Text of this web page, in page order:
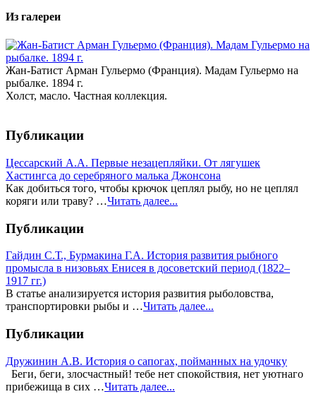
Из галереи
Жан-Батист Арман Гульермо (Франция). Мадам Гульермо на
рыбалке. 1894 г.
Холст, масло. Частная коллекция.
Публикации
Цессарский А.А. Первые незацепляйки. От лягушек
Хастингса до серебряного малька Джонсона
Как добиться того, чтобы крючок цеплял рыбу, но не цеплял
коряги или траву? …Читать далее...
Публикации
Гайдин С.Т., Бурмакина Г.А. История развития рыбного
промысла в низовьях Енисея в досоветский период (1822–
1917 гг.)
В статье анализируется история развития рыболовства,
транспортировки рыбы и …Читать далее...
Публикации
Дружинин А.В. История о сапогах, пойманных на удочку
Беги, беги, злосчастный! тебе нет спокойствия, нет уютнаго
прибежища в сих …Читать далее...